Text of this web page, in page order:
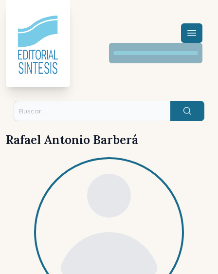
Menú
Buscar
Rafael Antonio Barberá